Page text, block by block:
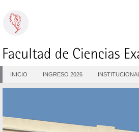
INICIO INGRESO 2026 INSTITUCIONAL